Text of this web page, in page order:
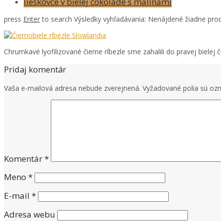
press Enterto search Výsledky vyhľadávania: Nenájdené žiadne
Chrumkavé lyofilizované čierne ríbezle sme zahalili do pravej bielej
Pridaj komentár
Vaša e-mailová adresa nebude zverejnená. Vyžadované polia sú
Komentár*
Meno *
E-mail *
Adresa webu